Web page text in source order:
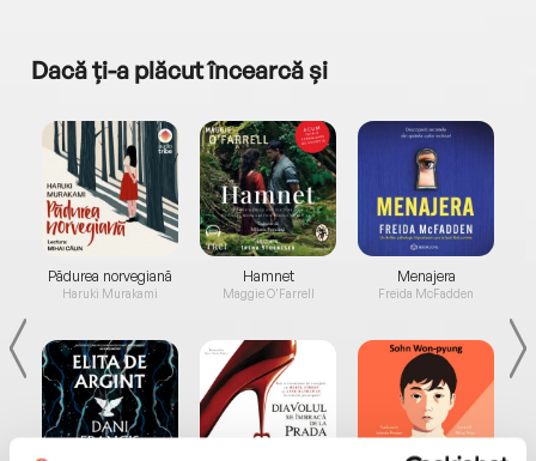
Dacă ți-a plăcut încearcă și
Pădurea norvegiană
Haruki Murakami
Hamnet
Maggie O'Farrell
Menajera
Freida McFadden